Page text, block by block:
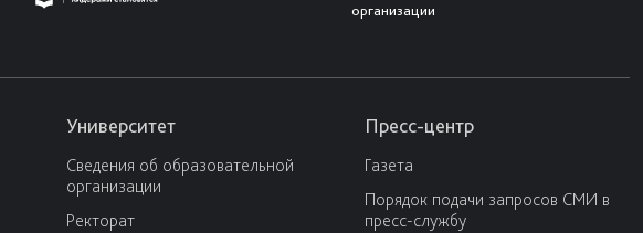
организации
Университет
Сведения об образовательной
организации
Ректорат
Пресс-центр
Газета
Порядок подачи запросов СМИ в
пресс-службу